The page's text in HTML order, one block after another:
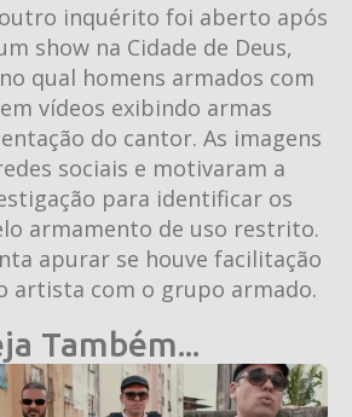
inquérito foi aberto após
show na Cidade de Deus,
qual homens armados com
vídeos exibindo armas
do cantor. As imagens
sociais e motivaram a
para identificar os
armamento de uso restrito.
apurar se houve facilitação
artista com o grupo armado.
Também...